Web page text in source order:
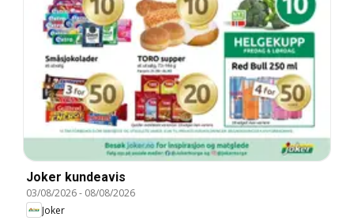
Joker kundeavis
03/08/2026- 08/08/2026
Joker